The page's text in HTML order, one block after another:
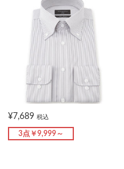
¥7,689 税込
3点￥9,999～